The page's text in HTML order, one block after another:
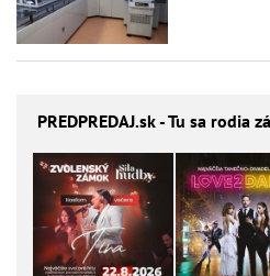
PREDPREDAJ.sk - Tu sa rodia